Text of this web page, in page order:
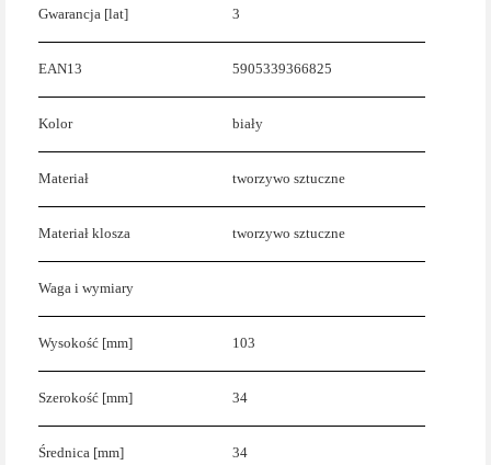
Gwarancja [lat] 3
EAN13 5905339366825
Kolor biały
Materiał tworzywo sztuczne
Materiał klosza tworzywo sztuczne
Waga i wymiary
Wysokość [mm] 103
Szerokość [mm] 34
Średnica [mm] 34